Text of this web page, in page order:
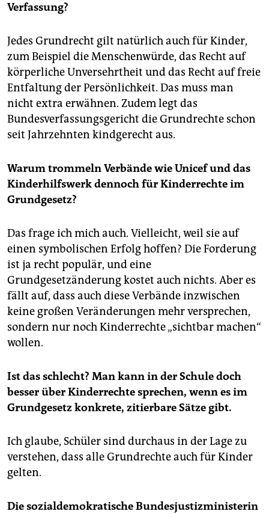
Verfassung?
Jedes Grundrecht gilt natürlich auch für Kinder,
zum Beispiel die Menschenwürde, das Recht auf
körperliche Unversehrtheit und das Recht auf freie
Entfaltung der Persönlichkeit. Das muss man
nicht extra erwähnen. Zudem legt das
Bundesverfassungsgericht die Grundrechte schon
seit Jahrzehnten kindgerecht aus.
Warum trommeln Verbände wie Unicef und das
Kinderhilfswerk dennoch für Kinderrechte im
Grundgesetz?
Das frage ich mich auch. Vielleicht, weil sie auf
einen symbolischen Erfolg hoffen? Die Forderung
ist ja recht populär, und eine
Grundgesetzänderung kostet auch nichts. Aber es
fällt auf, dass auch diese Verbände inzwischen
keine großen Veränderungen mehr versprechen,
sondern nur noch Kinderrechte „sichtbar machen“
wollen.
Ist das schlecht? Man kann in der Schule doch
besser über Kinderrechte sprechen, wenn es im
Grundgesetz konkrete, zitierbare Sätze gibt.
Ich glaube, Schüler sind durchaus in der Lage zu
verstehen, dass alle Grundrechte auch für Kinder
gelten.
Die sozialdemokratische Bundesjustizministerin